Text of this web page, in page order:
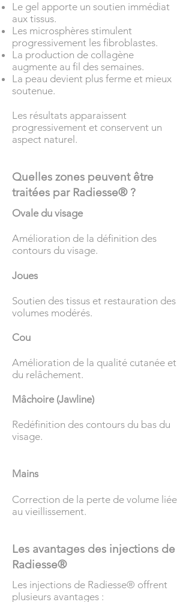
Le gel apporte un soutien immédiat
aux tissus.
Les microsphères stimulent
progressivement les fibroblastes.
La production de collagène
augmente au fil des semaines.
La peau devient plus ferme et mieux
soutenue.
Les résultats apparaissent
progressivement et conservent un
aspect naturel.
Quelles zones peuvent être
traitées par Radiesse® ?
Ovale du visage
Amélioration de la définition des
contours du visage.
Joues
Soutien des tissus et restauration des
volumes modérés.
Cou
Amélioration de la qualité cutanée et
du relâchement.
Mâchoire (Jawline)
Redéfinition des contours du bas du
visage.
Mains
Correction de la perte de volume liée
au vieillissement.
Les avantages des injections de
Radiesse®
Les injections de Radiesse® offrent
plusieurs avantages :